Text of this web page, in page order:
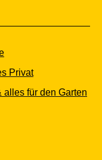
Privat
alles für den Garten